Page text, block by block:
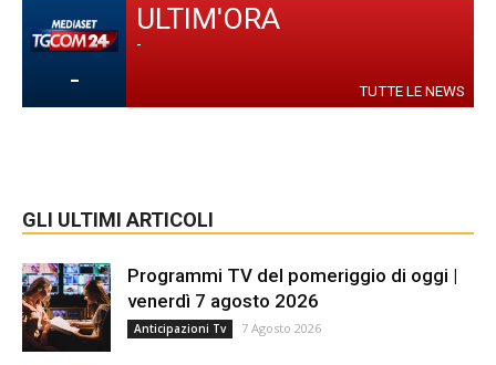
-
ULTIM'ORA
-
TUTTE LE NEWS
GLI ULTIMI ARTICOLI
Programmi TV del pomeriggio di oggi |
venerdì 7 agosto 2026
Anticipazioni Tv 7 Agosto 2026